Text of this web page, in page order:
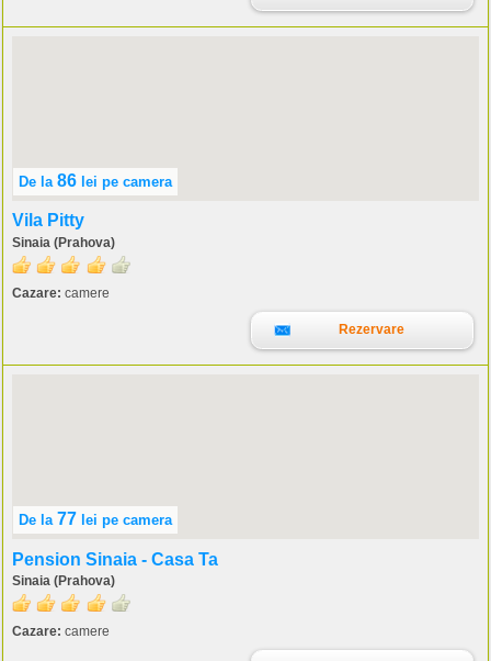
De la 86 lei pe camera
Vila Pitty
Sinaia (Prahova)
Cazare: camere
Rezervare
De la 77 lei pe camera
Pension Sinaia - Casa Ta
Sinaia (Prahova)
Cazare: camere